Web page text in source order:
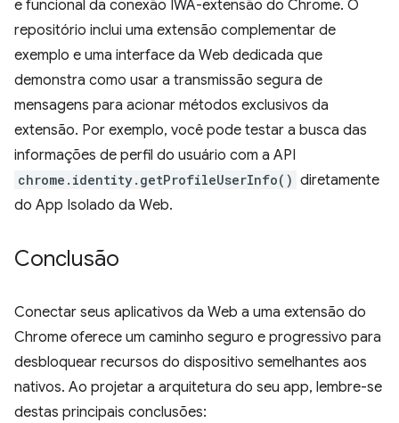
e funcional da conexão IWA-extensão do Chrome. O
repositório inclui uma extensão complementar de
exemplo e uma interface da Web dedicada que
demonstra como usar a transmissão segura de
mensagens para acionar métodos exclusivos da
extensão. Por exemplo, você pode testar a busca das
informações de perfil do usuário com a API
chrome.identity.getProfileUserInfo() diretamente
do App Isolado da Web.
Conclusão
Conectar seus aplicativos da Web a uma extensão do
Chrome oferece um caminho seguro e progressivo para
desbloquear recursos do dispositivo semelhantes aos
nativos. Ao projetar a arquitetura do seu app, lembre-se
destas principais conclusões: